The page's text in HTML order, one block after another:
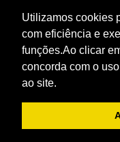
Utilizamos cookies
com eficiência e
funções.Ao clicar
concorda com o
ao site.